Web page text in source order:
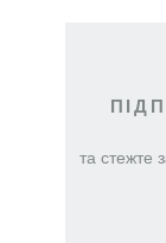
та стежте